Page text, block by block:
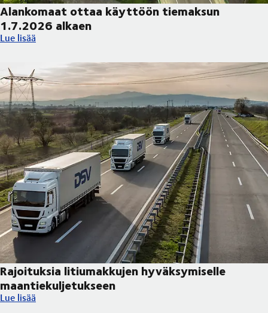
Alankomaat ottaa käyttöön tiemaksun
1.7.2026 alkaen
Alankomaat ottaa käyttöön tiemaksun 1.7.2026 alkaen
Lue lisää
Rajoituksia litiumakkujen hyväksymiselle
maantiekuljetukseen
Rajoituksia litiumakkujen hyväksymiselle maantiekuljetukseen
Lue lisää